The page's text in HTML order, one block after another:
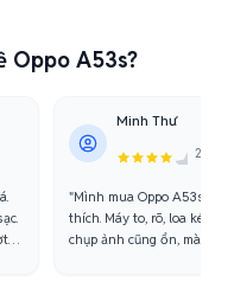
Oppo A53s?
Minh Thư
25/
"Mình mua Oppo A53s cho
thích. Máy to, rõ, loa kép
chụp ảnh cũng ổn, màu